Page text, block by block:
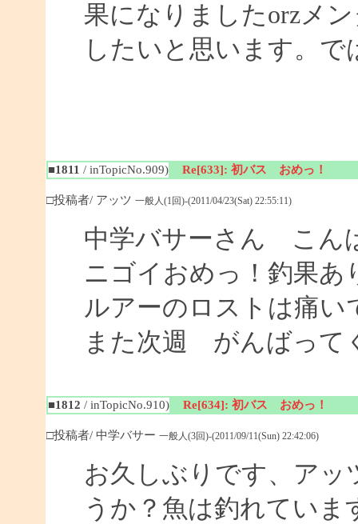
果になりましたorzメ
したいと思います。で
■1811 / inTopicNo.909) Re[633]: 初バス おめっ！
□投稿者/ アッツ 一般人(1回)-(2011/04/23(Sat) 22:55:11)
中学バサーさん こん
ニゴイおめっ！釣果あ
ルアーのロストは痛い
また次週 がんばって
■1812 / inTopicNo.910) Re[634]: 初バス おめっ！
□投稿者/ 中学バサー 一般人(3回)-(2011/09/11(Sun) 22:42:06)
お久しぶりです、アッ
うか？魚は釣れていま